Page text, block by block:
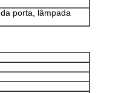
porta, lâmpada